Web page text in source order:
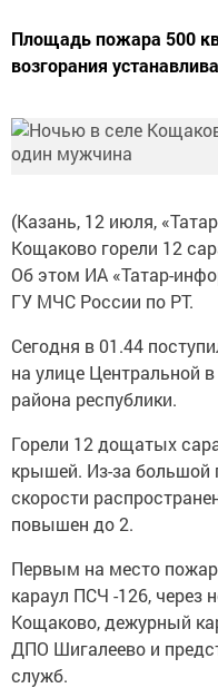
Площадь пожара 500
возгорания
(Казань, 12 июля,
Кощаково горели 12
Об этом ИА «Татар-
ГУ МЧС России по РТ.
Сегодня в 01.44
на улице Центральной
района республики.
Горели 12 дощатых
крышей. Из-за
скорости
повышен до 2.
Первым на место
караул ПСЧ -126, через
Кощаково, дежурный
ДПО Шигалеево и
служб.